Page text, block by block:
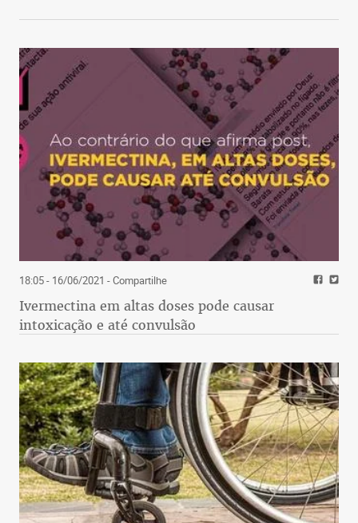
18:05 - 16/06/2021 - Compartilhe
Ivermectina em altas doses pode causar
intoxicação e até convulsão